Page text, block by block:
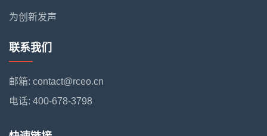
为创新发声
联系我们
邮箱: contact@rceo.cn
电话: 400-678-3798